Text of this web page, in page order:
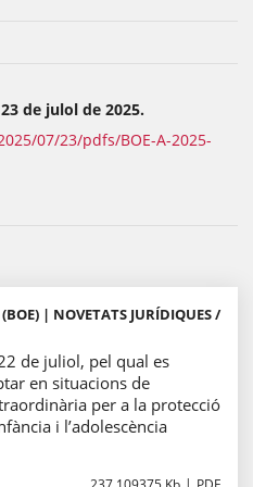
de julol de 2025.
07/23/pdfs/BOE-A-2025-
| NOVETATS JURÍDIQUES /
de juliol, pel qual es
en situacions de
per a la protecció
i l’adolescència